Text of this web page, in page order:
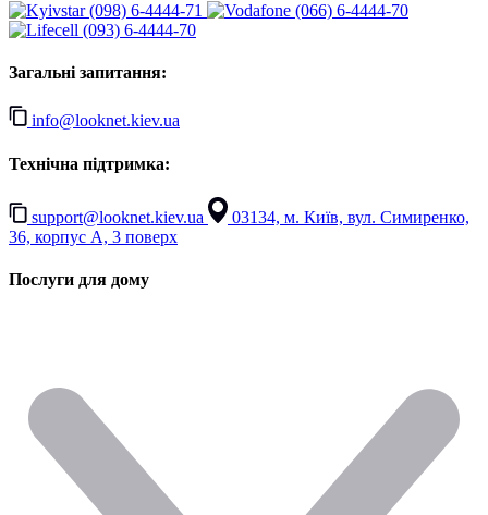
(098) 6-4444-71
(066) 6-4444-70
(093) 6-4444-70
Загальні запитання:
info@looknet.kiev.ua
Технічна підтримка:
support@looknet.kiev.ua
03134, м. Київ, вул. Симиренко,
36, корпус А, 3 поверх
Послуги для дому